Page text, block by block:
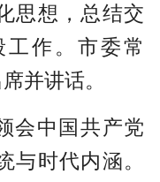
思想，总结交
作。市委常
并讲话。
会中国共产党
与时代内涵。